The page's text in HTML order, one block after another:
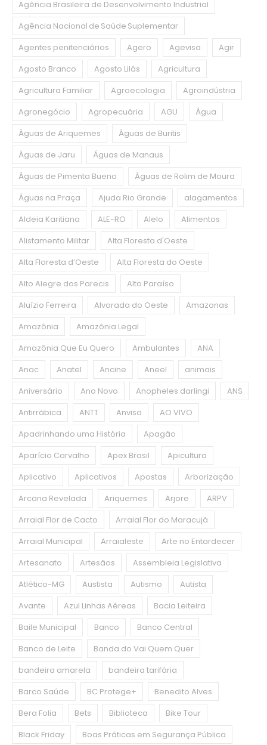
Agência Brasileira de Desenvolvimento Industrial
Agência Nacional de Saúde Suplementar
Agentes penitenciários
Agero Agevisa
Agir
Agosto Branco
Agosto Lilás
Agricultura
Agricultura Familiar
Agroecologia
Agroindústria
Agronegócio
Agropecuária AGU
Água
Águas de Ariquemes
Águas de Buritis
Águas de Jaru
Águas de Manaus
Águas de Pimenta Bueno
Águas de Rolim de Moura
Águas na Praça
Ajuda Rio Grande
alagamentos
Aldeia Karitiana
ALE-RO Alelo
Alimentos
Alistamento Militar
Alta Floresta d'Oeste
Alta Floresta d’Oeste
Alta Floresta do Oeste
Alto Alegre dos Parecis
Alto Paraíso
Aluízio Ferreira
Alvorada do Oeste
Amazonas
Amazônia
Amazônia Legal
Amazônia Que Eu Quero
Ambulantes
ANA
Anac
Anatel Ancine Aneel
animais
Aniversário
Ano Novo Anopheles darlingi
ANS
Antirrábica
ANTT Anvisa
AO VIVO
Apadrinhando uma História
Apagão
Aparício Carvalho
Apex Brasil
Apicultura
Aplicativo
Aplicativos Apostas
Arborização
Arcana Revelada
Ariquemes Arjore
ARPV
Arraial Flor de Cacto
Arraial Flor do Maracujá
Arraial Municipal
Arraialeste
Arte no Entardecer
Artesanato
Artesãos
Assembleia Legislativa
Atlético-MG
Austista Autismo
Autista
Avante
Azul Linhas Aéreas
Bacia Leiteira
Baile Municipal
Banco
Banco Central
Banco de Leite
Banda do Vai Quem Quer
bandeira amarela
bandeira tarifária
Barco Saúde
BC Protege+
Benedito Alves
Bera Folia
Bets Biblioteca
Bike Tour
Black Friday
Boas Práticas em Segurança Pública